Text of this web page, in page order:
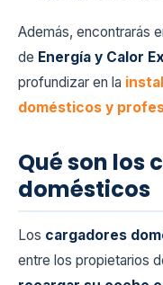
Además, encontrarás
de Energía y Calor
profundizar en la
domésticos y
Qué son los
domésticos
Los cargadores
entre los propietarios